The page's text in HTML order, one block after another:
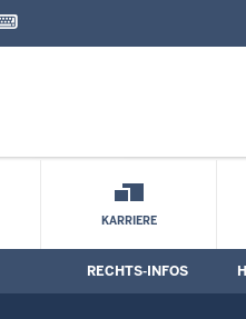
Kontaktformular
KARRIERE
RECHTS-INFOS